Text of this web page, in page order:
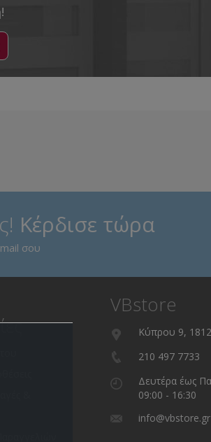
Κέρδισε τώρα
σου
VBstore
Κύπρου 9,
210 497 7733
Δευτέρα έως
09:00 - 16:30
info@vbstore.gr